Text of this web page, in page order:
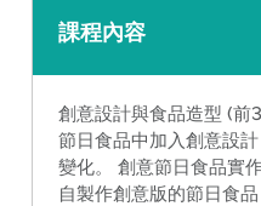
課程內容
創意設計與食品造型 (
節日食品中加入創意設
變化。 創意節日食品實
自製作創意版的節日食